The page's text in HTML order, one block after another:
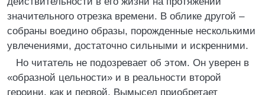
значительного отрезка времени. В облике другой –
собраны воедино образы, порожденные несколькими
увлечениями, достаточно сильными и искренними.
Но читатель не подозревает об этом. Он уверен в
«образной цельности» и в реальности второй
героини, как и первой. Вымысел приобретает